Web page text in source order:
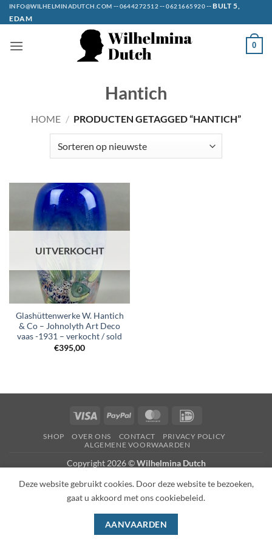
Ga
naar
INFO@WILHELMINADUTCH.COM --0644272512--0621665920--BULT 5,
EDAM
0
Hantich
HOME / PRODUCTEN GETAGGED “HANTICH”
UITVERKOCHT
Glashüttenwerke W. Hantich
& Co – Johnolyth Art Deco
vaas -1931 – verkocht / sold
€395,00
Visa PayPal MasterCard
SHOP OVER ONS CONTACT
PRIVACY POLICY
ALGEMENE VOORWAARDEN
Copyright 2026 ©Wilhelmina Dutch
Deze website gebruikt cookies. Door deze website te bezoeken,
gaat u akkoord met ons cookiebeleid.
AANVAARDEN